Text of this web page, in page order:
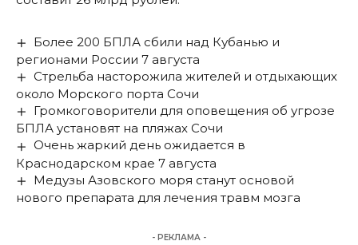
Более 200 БПЛА сбили над Кубанью и
регионами России 7 августа
Стрельба насторожила жителей и отдыхающих
около Морского порта Сочи
Громкоговорители для оповещения об угрозе
БПЛА установят на пляжах Сочи
Очень жаркий день ожидается в
Краснодарском крае 7 августа
Медузы Азовского моря станут основой
нового препарата для лечения травм мозга
- РЕКЛАМА -